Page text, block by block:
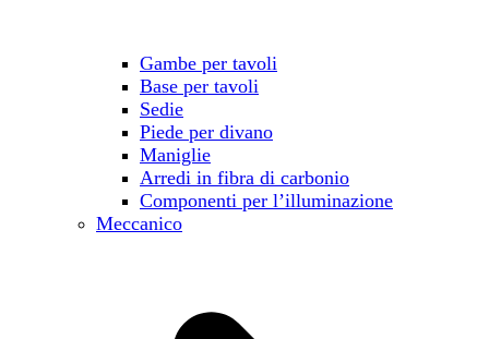
Gambe per tavoli
Base per tavoli
Sedie
Piede per divano
Maniglie
Arredi in fibra di carbonio
Componenti per l’illuminazione
Meccanico